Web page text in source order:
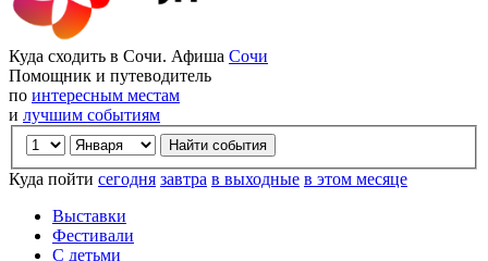
Куда сходить в Сочи. Афиша Сочи
Помощник и путеводитель
по интересным местам
и лучшим событиям
Куда пойти сегодня завтра в выходные в этом месяце
Выставки
Фестивали
С детьми